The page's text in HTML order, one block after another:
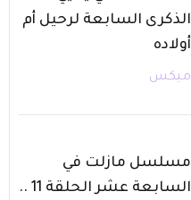
الذكرى السابعة لرحيل أم
أولاده
ميكس
مسلسل مازلت في
السابعة عشر الحلقة 11 ..